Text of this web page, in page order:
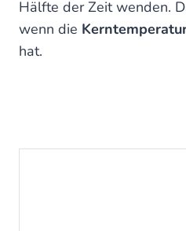
Hälfte der Zeit wenden.
wenn die
hat.